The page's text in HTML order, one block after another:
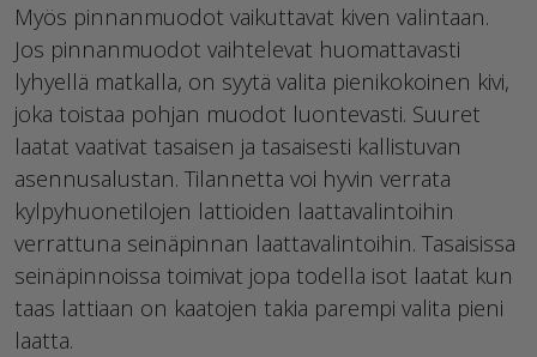
Myös pinnanmuodot vaikuttavat kiven valintaan.
Jos pinnanmuodot vaihtelevat huomattavasti
lyhyellä matkalla, on syytä valita pienikokoinen kivi,
joka toistaa pohjan muodot luontevasti. Suuret
laatat vaativat tasaisen ja tasaisesti kallistuvan
asennusalustan. Tilannetta voi hyvin verrata
kylpyhuonetilojen lattioiden laattavalintoihin
verrattuna seinäpinnan laattavalintoihin. Tasaisissa
seinäpinnoissa toimivat jopa todella isot laatat kun
taas lattiaan on kaatojen takia parempi valita pieni
laatta.